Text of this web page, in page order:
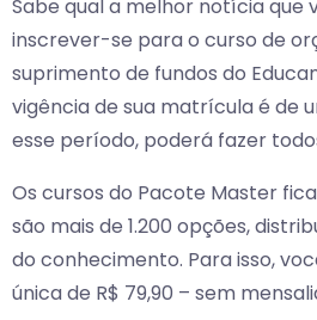
Sabe qual a melhor notícia que
inscrever-se para o curso de
suprimento de fundos do
vigência de sua matrícula é de
esse período, poderá fazer
Os cursos do Pacote Master
são mais de 1.200 opções,
do conhecimento. Para isso,
única de R$ 79,90 – sem